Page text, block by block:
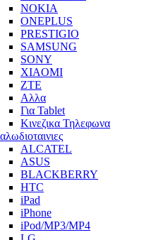
NOKIA
ONEPLUS
PRESTIGIO
SAMSUNG
SONY
XIAOMI
ZTE
Αλλα
Για Tablet
Κινεζικα Τηλεφωνα
ALCATEL
ASUS
BLACKBERRY
HTC
iPad
iPhone
iPod/MP3/MP4